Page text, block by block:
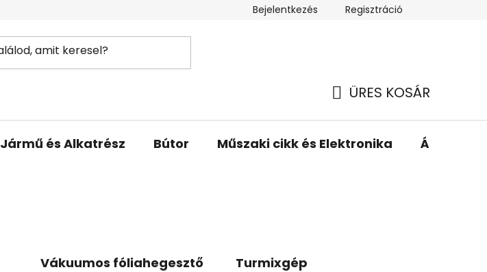
Bejelentkezés Regisztráció
ÜRES KOSÁR
Jármű és Alkatrész Bútor Műszaki cikk és Elektronika
Vákuumos fóliahegesztő Turmixgép